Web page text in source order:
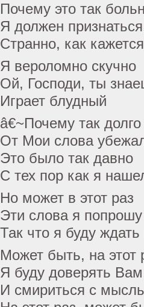
Почему это так
Я должен
Странно, как кажется
Я вероломно скучно
Ой, Господи, ты
Играет блудный
â€~Почему так долго
От Мои слова
Это было так давно
С тех пор как я
Но может в этот раз
Эти слова я
Так что я буду
Может быть, на этот
Я буду доверять
И смириться с